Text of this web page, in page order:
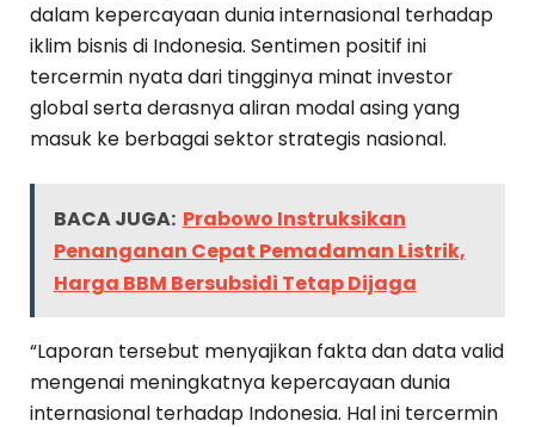
dalam kepercayaan dunia internasional terhadap
iklim bisnis di Indonesia. Sentimen positif ini
tercermin nyata dari tingginya minat investor
global serta derasnya aliran modal asing yang
masuk ke berbagai sektor strategis nasional.
BACA JUGA: Prabowo Instruksikan
Penanganan Cepat Pemadaman Listrik,
Harga BBM Bersubsidi Tetap Dijaga
“Laporan tersebut menyajikan fakta dan data valid
mengenai meningkatnya kepercayaan dunia
internasional terhadap Indonesia. Hal ini tercermin